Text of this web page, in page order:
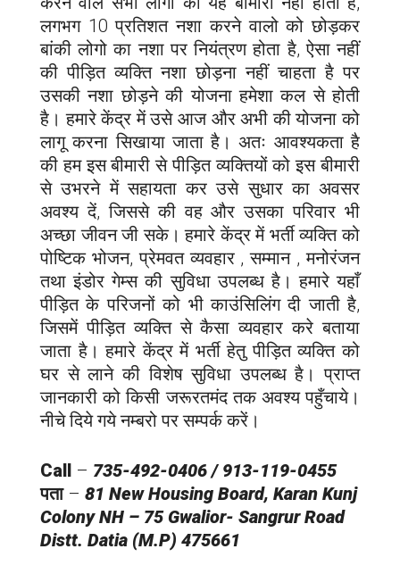
लगभग 10 प्रतिशत नशा करने वालो को छोड़कर
बांकी लोगो का नशा पर नियंत्रण होता है, ऐसा नहीं
की पीड़ित व्यक्ति नशा छोड़ना नहीं चाहता है पर
उसकी नशा छोड़ने की योजना हमेशा कल से होती
है। हमारे केंद्र में उसे आज और अभी की योजना को
लागू करना सिखाया जाता है। अतः आवश्यकता है
की हम इस बीमारी से पीड़ित व्यक्तियों को इस बीमारी
से उभरने में सहायता कर उसे सुधार का अवसर
अवश्य दें, जिससे की वह और उसका परिवार भी
अच्छा जीवन जी सके। हमारे केंद्र में भर्ती व्यक्ति को
पोष्टिक भोजन, प्रेमवत व्यवहार , सम्मान , मनोरंजन
तथा इंडोर गेम्स की सुविधा उपलब्ध है। हमारे यहाँ
पीड़ित के परिजनों को भी काउंसिलिंग दी जाती है,
जिसमें पीड़ित व्यक्ति से कैसा व्यवहार करे बताया
जाता है। हमारे केंद्र में भर्ती हेतु पीड़ित व्यक्ति को
घर से लाने की विशेष सुविधा उपलब्ध है। प्राप्त
जानकारी को किसी जरूरतमंद तक अवश्य पहुँचाये।
नीचे दिये गये नम्बरो पर सम्पर्क करें।
Call – 735-492-0406 / 913-119-0455
पता– 81 New Housing Board, Karan Kunj
Colony NH – 75 Gwalior- SangrurRoad
Distt. Datia (M.P) 475661